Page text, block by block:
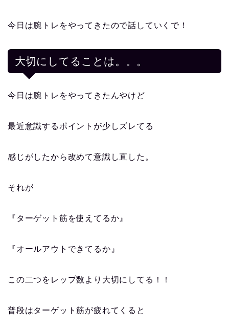
今日は腕トレをやってきたので話していくで！
大切にしてることは。。。
今日は腕トレをやってきたんやけど
最近意識するポイントが少しズレてる
感じがしたから改めて意識し直した。
それが
『ターゲット筋を使えてるか』
『オールアウトできてるか』
この二つをレップ数より大切にしてる！！
普段はターゲット筋が疲れてくると